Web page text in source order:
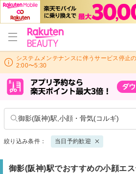
システムメンテナンスに伴うサービス停止
2:00〜5:30
御影(阪神)駅,小顔・骨気(コルギ)
絞り込み条件： 当日予約歓迎
御影(阪神)駅でおすすめの小顔エ